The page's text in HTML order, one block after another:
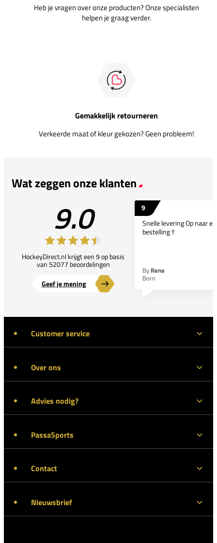
Heb je vragen over onze producten? Onze specialisten
helpen je graag verder.
Gemakkelijk retourneren
Verkeerde maat of kleur gekozen? Geen probleem!
Wat zeggen onze klanten
9.0
HockeyDirect.nl krijgt een 9 op basis
van 52077 beoordelingen
Geef je mening
9
Snelle levering Op naar
bestelling !!
By Rene
Born
Customer service
Over ons
Advies nodig?
PassaSports
Contact
Nieuwsbrief